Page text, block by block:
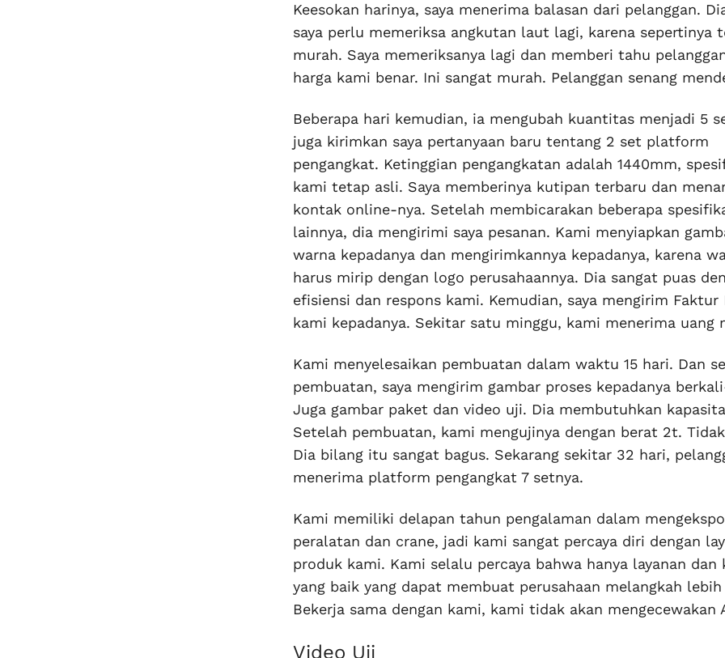
Keesokan harinya, saya menerima balasan dari pelanggan.
saya perlu memeriksa angkutan laut lagi, karena sepertinya
murah. Saya memeriksanya lagi dan memberi tahu
harga kami benar. Ini sangat murah. Pelanggan senang
Beberapa hari kemudian, ia mengubah kuantitas menjadi 5
juga kirimkan saya pertanyaan baru tentang 2 set platform
pengangkat. Ketinggian pengangkatan adalah 1440mm,
kami tetap asli. Saya memberinya kutipan terbaru dan
kontak online-nya. Setelah membicarakan beberapa
lainnya, dia mengirimi saya pesanan. Kami menyiapkan
warna kepadanya dan mengirimkannya kepadanya, karena
harus mirip dengan logo perusahaannya. Dia sangat puas
efisiensi dan respons kami. Kemudian, saya mengirim Faktur
kami kepadanya. Sekitar satu minggu, kami menerima uang
Kami menyelesaikan pembuatan dalam waktu 15 hari. Dan
pembuatan, saya mengirim gambar proses kepadanya
Juga gambar paket dan video uji. Dia membutuhkan
Setelah pembuatan, kami mengujinya dengan berat 2t.
Dia bilang itu sangat bagus. Sekarang sekitar 32 hari,
menerima platform pengangkat 7 setnya.
Kami memiliki delapan tahun pengalaman dalam
peralatan dan crane, jadi kami sangat percaya diri dengan
produk kami. Kami selalu percaya bahwa hanya layanan dan
yang baik yang dapat membuat perusahaan melangkah
Bekerja sama dengan kami, kami tidak akan mengecewakan
Video Uji